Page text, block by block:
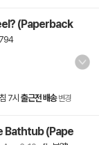
(Paperback
7시 출근전 배송 변경
Bathtub (Pape